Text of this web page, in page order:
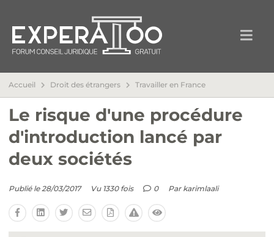
Accueil Droit des étrangers Travailler en France
Le risque d'une procédure
d'introduction lancé par
deux sociétés
Publié le 28/03/2017 Vu 1330 fois 0 Par karimlaali